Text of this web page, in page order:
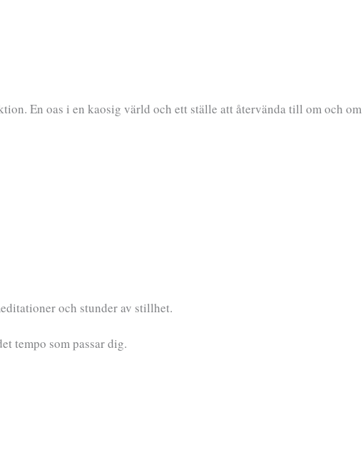
En oas i en kaosig värld och ett ställe att återvända till om och om
och stunder av stillhet.
tempo som passar dig.